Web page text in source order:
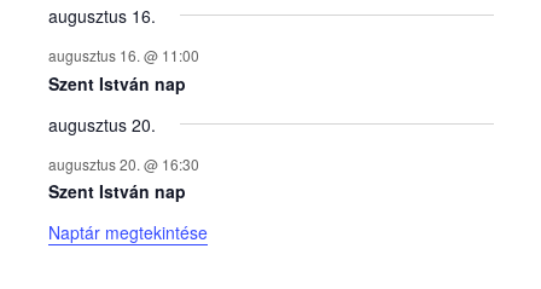
y
e
k
n
a
augusztus 16.
augusztus 16. @ 11:00
Szent István nap
augusztus 20.
augusztus 20. @ 16:30
Szent István nap
Naptár megtekintése